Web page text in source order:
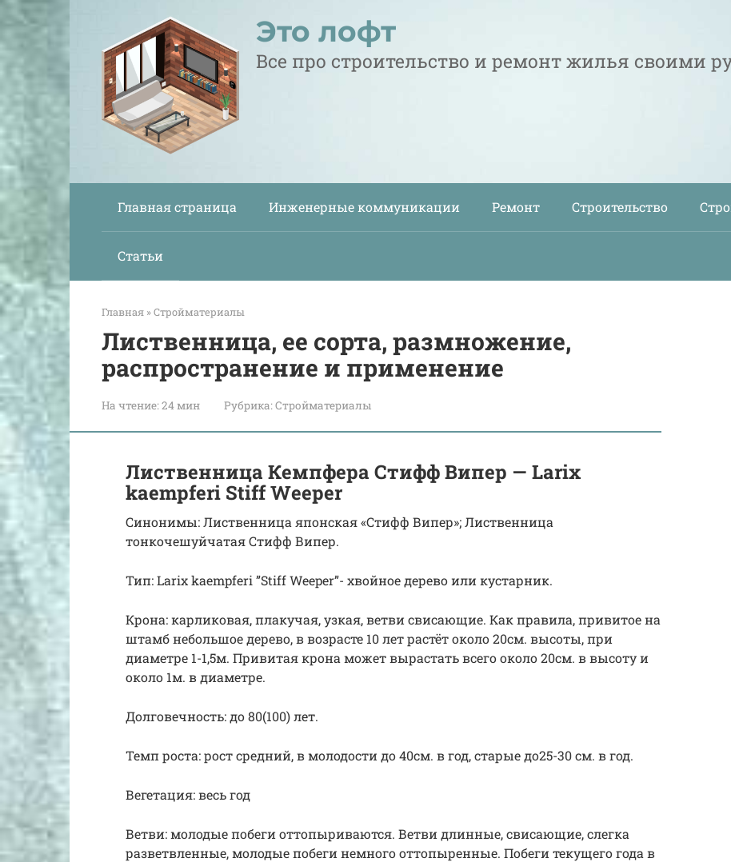
к
контенту
Это лофт
Все про строительство и ремонт жилья своими
Главная страница Инженерные коммуникации Ремонт Строительство
Статьи
Главная »Стройматериалы
Лиственница, ее сорта, размножение,
распространение и применение
На чтение:24 мин Рубрика:Стройматериалы
Лиственница Кемпфера Стифф Випер — Larix
kaempferi Stiff Weeper
Синонимы: Лиственница японская «Стифф Випер»; Лиственница
тонкочешуйчатая Стифф Випер.
Тип: Larix kaempferi ”Stiff Weeper”- хвойное дерево или кустарник.
Крона: карликовая, плакучая, узкая, ветви свисающие. Как правила, привитое на
штамб небольшое дерево, в возрасте 10 лет растёт около 20см. высоты, при
диаметре 1-1,5м. Привитая крона может вырастать всего около 20см. в высоту и
около 1м. в диаметре.
Долговечность: до 80(100) лет.
Темп роста: рост средний, в молодости до 40см. в год, старые до25-30 см. в год.
Вегетация: весь год
Ветви: молодые побеги оттопыриваются. Ветви длинные, свисающие, слегка
разветвленные, молодые побеги немного оттопыренные. Побеги текущего года в